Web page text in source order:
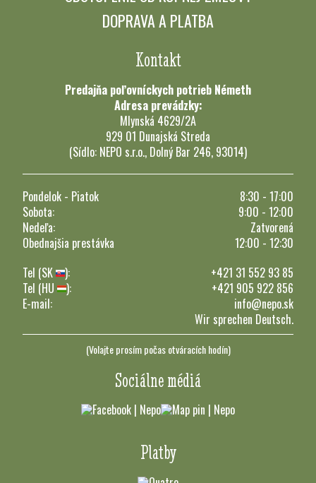
DOPRAVA A PLATBA
Kontakt
Predajňa poľovníckych potrieb Németh
Adresa prevádzky:
Mlynská 4629/2A
929 01 Dunajská Streda
(Sídlo: NEPO s.r.o., Dolný Bar 246, 93014)
Pondelok - Piatok
8:30 - 17:00
Sobota:
9:00 - 12:00
Nedeľa:
Zatvorená
Obednajšia prestávka
12:00 - 12:30
Tel (SK
):
+421 31 552 93 85
Tel (HU
):
+421 905 922 856
E-mail:
info@nepo.sk
Wir sprechen Deutsch.
(Volajte prosím počas otváracích hodín)
Sociálne médiá
Platby